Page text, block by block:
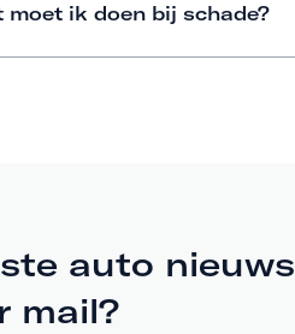
moet ik doen bij schade?
auto nieuws
mail?